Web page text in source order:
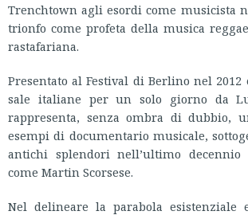
Trenchtown agli esordi come musicista
trionfo come profeta della musica
rastafariana.
Presentato al Festival di Berlino nel
sale italiane per un solo giorno da
rappresenta, senza ombra di dubbio,
esempi di documentario musicale,
antichi splendori nell’ultimo decennio
come Martin Scorsese.
Nel delineare la parabola esistenziale